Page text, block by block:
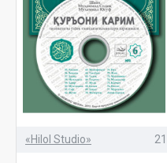
«Hilol Studio» 21